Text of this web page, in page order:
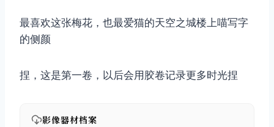
最喜欢这张梅花，也最爱猫的天空之城楼上喵写字
的侧颜
捏，这是第一卷，以后会用胶卷记录更多时光捏
影像器材档案